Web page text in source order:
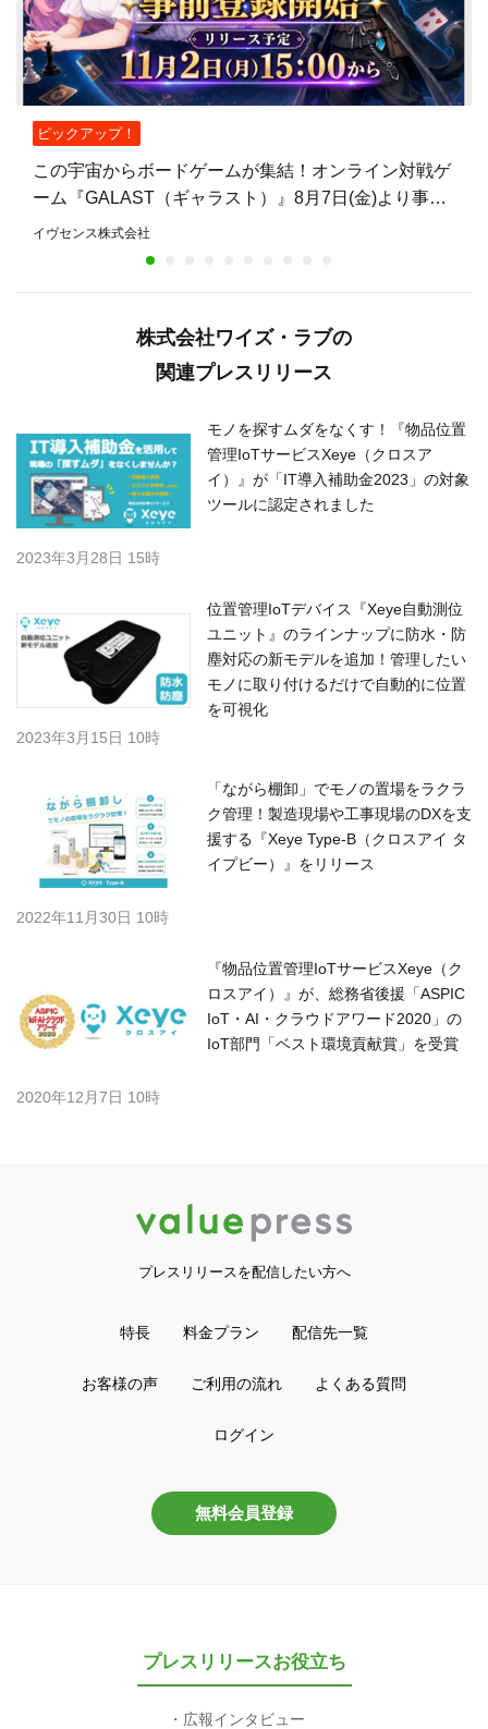
ピックアップ！
この宇宙からボードゲームが集結！オンライン対戦ゲ
ーム『GALAST（ギャラスト）』8月7日(金)より事前
登録開始！
イヴセンス株式会社
株式会社ワイズ・ラブの
関連プレスリリース
モノを探すムダをなくす！『物品位置
管理IoTサービスXeye（クロスア
イ）』が「IT導入補助金2023」の対象
ツールに認定されました
2023年3月28日 15時
位置管理IoTデバイス『Xeye自動測位
ユニット』のラインナップに防水・防
塵対応の新モデルを追加！管理したい
モノに取り付けるだけで自動的に位置
を可視化
2023年3月15日 10時
「ながら棚卸」でモノの置場をラクラ
ク管理！製造現場や工事現場のDXを支
援する『Xeye Type-B（クロスアイ タ
イプビー）』をリリース
2022年11月30日 10時
『物品位置管理IoTサービスXeye（ク
ロスアイ）』が、総務省後援「ASPIC
IoT・AI・クラウドアワード2020」の
IoT部門「ベスト環境貢献賞」を受賞
2020年12月7日 10時
プレスリリースを配信したい方へ
特長 料金プラン 配信先一覧
お客様の声 ご利用の流れ よくある質問
ログイン
無料会員登録
プレスリリースお役立ち
広報インタビュー